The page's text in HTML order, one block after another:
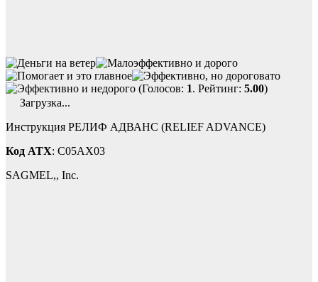
(Голосов: 1. Рейтинг: 5.00)
Загрузка...
Инструкция РЕЛИФ АДВАНС (RELIEF ADVANCE)
Код ATX: C05AX03
SAGMEL,, Inc.